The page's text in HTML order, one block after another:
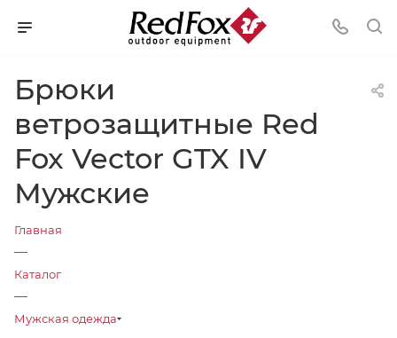
Брюки
ветрозащитные Red
Fox Vector GTX IV
Мужские
Главная
—
Каталог
—
Мужская одежда